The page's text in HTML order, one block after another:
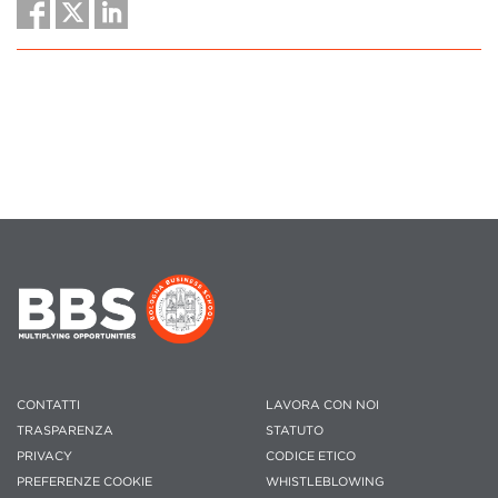
CONTATTI
TRASPARENZA
PRIVACY
PREFERENZE COOKIE
LAVORA CON NOI
STATUTO
CODICE ETICO
WHISTLEBLOWING